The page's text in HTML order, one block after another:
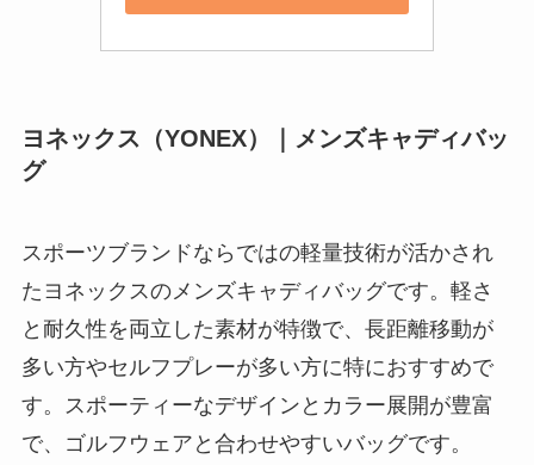
ヨネックス（YONEX）｜メンズキャディバッ
グ
スポーツブランドならではの軽量技術が活かされ
たヨネックスのメンズキャディバッグです。軽さ
と耐久性を両立した素材が特徴で、長距離移動が
多い方やセルフプレーが多い方に特におすすめで
す。スポーティーなデザインとカラー展開が豊富
で、ゴルフウェアと合わせやすいバッグです。